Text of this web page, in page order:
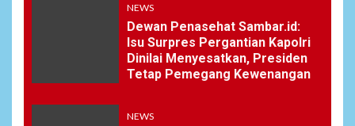
NEWS
Dewan Penasehat Sambar.id:
Isu Surpres Pergantian Kapolri
Dinilai Menyesatkan, Presiden
Tetap Pemegang Kewenangan
NEWS